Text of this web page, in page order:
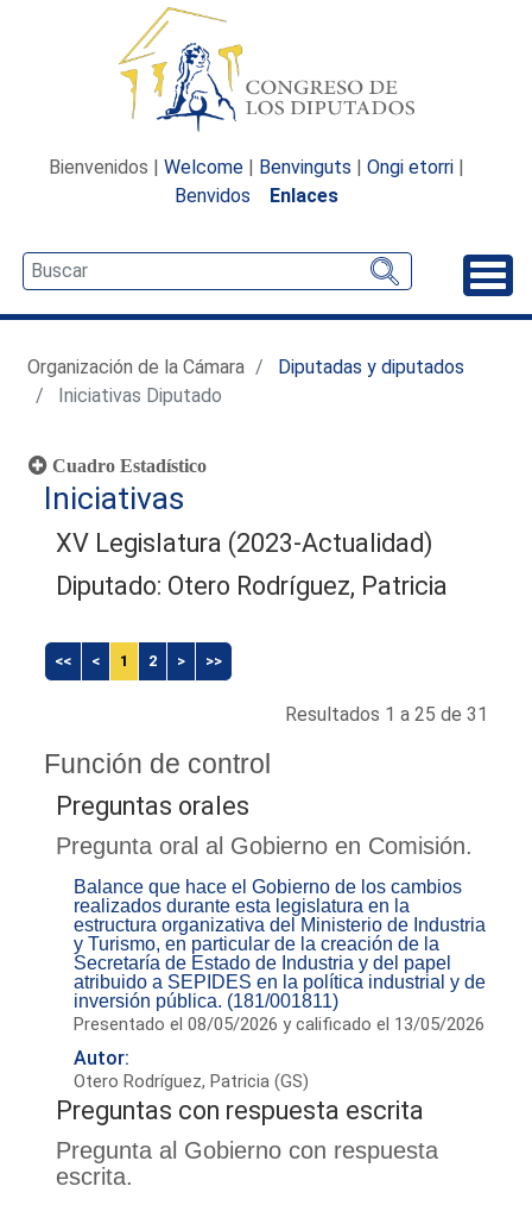
Bienvenidos | Welcome | Benvinguts | Ongi etorri |
Benvidos
Enlaces
Organización de la Cámara
Diputadas y diputados
Iniciativas Diputado
Cuadro Estadístico
Iniciativas
XV Legislatura (2023-Actualidad)
Diputado: Otero Rodríguez, Patricia
<< < 1 2 > >>
Resultados 1 a 25 de 31
Función de control
Preguntas orales
Pregunta oral al Gobierno en Comisión.
Balance que hace el Gobierno de los cambios
realizados durante esta legislatura en la
estructura organizativa del Ministerio de Industria
y Turismo, en particular de la creación de la
Secretaría de Estado de Industria y del papel
atribuido a SEPIDES en la política industrial y de
inversión pública. (181/001811)
Presentado el 08/05/2026 y calificado el 13/05/2026
Autor:
Otero Rodríguez, Patricia (GS)
Preguntas con respuesta escrita
Pregunta al Gobierno con respuesta
escrita.